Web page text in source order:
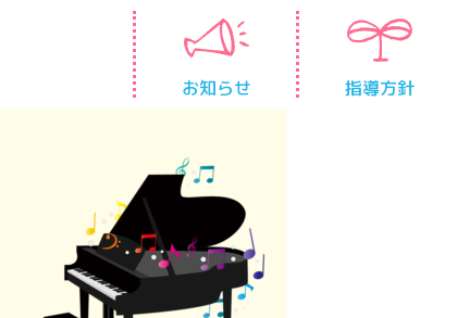
お知らせ 指導方針